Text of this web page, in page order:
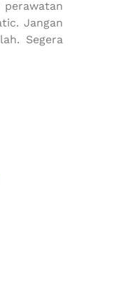
Jangan
Segera